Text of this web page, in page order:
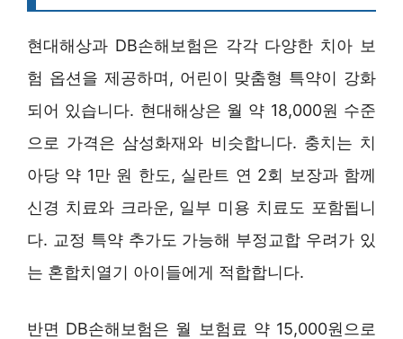
현대해상과 DB손해보험은 각각 다양한 치아 보
험 옵션을 제공하며, 어린이 맞춤형 특약이 강화
되어 있습니다. 현대해상은 월 약 18,000원 수준
으로 가격은 삼성화재와 비슷합니다. 충치는 치
아당 약 1만 원 한도, 실란트 연 2회 보장과 함께
신경 치료와 크라운, 일부 미용 치료도 포함됩니
다. 교정 특약 추가도 가능해 부정교합 우려가 있
는 혼합치열기 아이들에게 적합합니다.
반면 DB손해보험은 월 보험료 약 15,000원으로